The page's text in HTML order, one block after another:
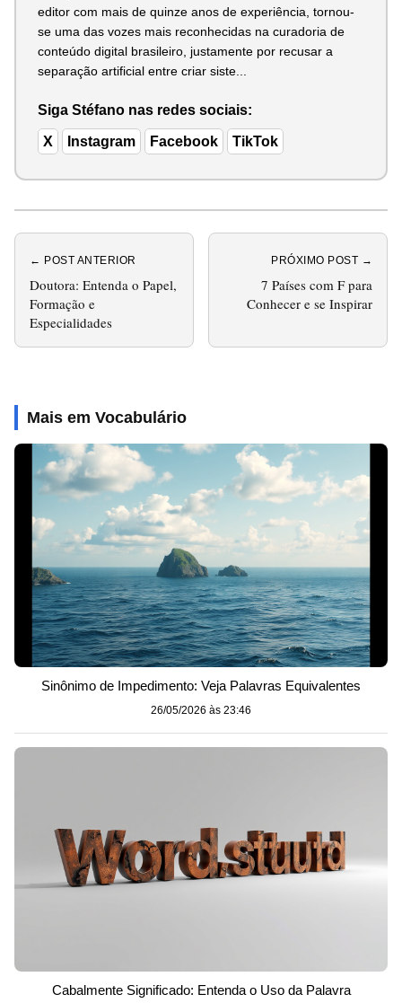
editor com mais de quinze anos de experiência, tornou-
se uma das vozes mais reconhecidas na curadoria de
conteúdo digital brasileiro, justamente por recusar a
separação artificial entre criar siste...
Siga Stéfano nas redes sociais:
X Instagram Facebook TikTok
← POST ANTERIOR
Doutora: Entenda o Papel,
Formação e
Especialidades
PRÓXIMO POST →
7 Países com F para
Conhecer e se Inspirar
Mais em Vocabulário
Sinônimo de Impedimento: Veja Palavras Equivalentes
26/05/2026 às 23:46
Cabalmente Significado: Entenda o Uso da Palavra